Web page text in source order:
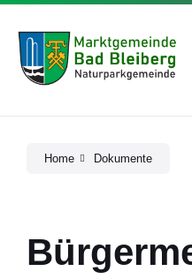
Skip
content
Skip
main
navigation
Skip
footer
Home Dokumente